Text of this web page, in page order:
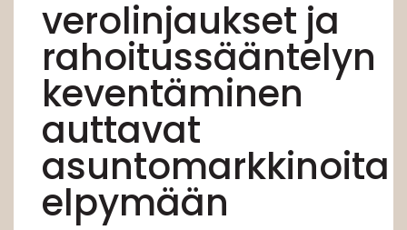
verolinjaukset ja
rahoitussääntelyn
keventäminen
auttavat
asuntomarkkinoita
elpymään